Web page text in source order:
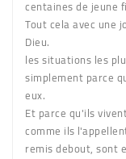
centaines de jeune
Tout cela avec une
Dieu.
les situations les
simplement parce
eux.
Et parce qu'ils
comme ils
remis debout, sont